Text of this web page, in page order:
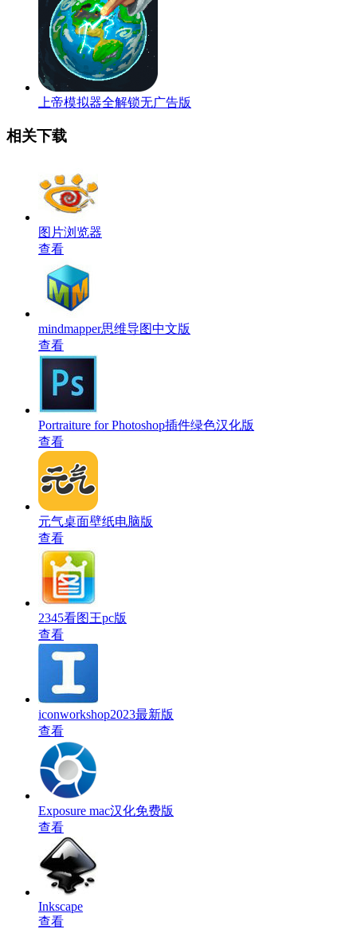
上帝模拟器全解锁无广告版
相关下载
图片浏览器
查看
mindmapper思维导图中文版
查看
Portraiture for Photoshop插件绿色汉化版
查看
元气桌面壁纸电脑版
查看
2345看图王pc版
查看
iconworkshop2023最新版
查看
Exposure mac汉化免费版
查看
Inkscape
查看